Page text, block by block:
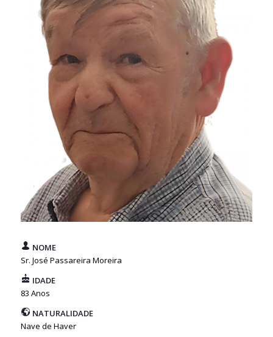
NOME
Sr. José Passareira Moreira
IDADE
83 Anos
NATURALIDADE
Nave de Haver